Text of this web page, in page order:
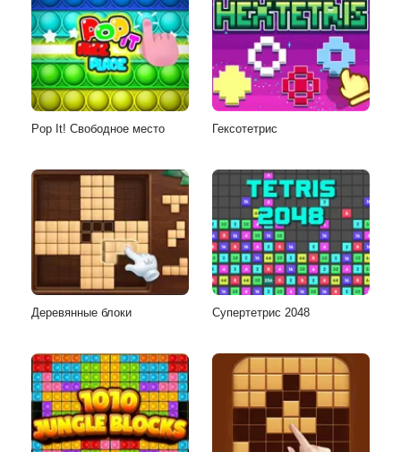
Pop It! Свободное место Гексотетрис
Деревянные блоки Супертетрис 2048